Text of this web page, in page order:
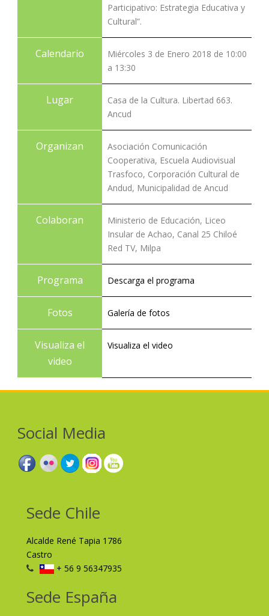
Participativo: Estrategia Educativa y
Cultural”.
Calendario
Miércoles 3 de Enero 2018 de 10:00
a 13:30
Lugar
Casa de la Cultura. Libertad 663.
Ancud
Organizan
Asociación Comunicación
Cooperativa, Escuela Audiovisual
Trasfoco, Corporación Cultural de
Andud, Municipalidad de Ancud
Colaboran
Ministerio de Educación, Liceo
Insular de Achao, Canal 25 Chiloé
Red TV, Milpa
Programa Descarga el programa
Fotos Galería de fotos
Visualiza el
video
Visualiza el video
Social Media
Sede Chile
Alcalde René Tapia 1786
Castro
+ 56 9 56347935
Sede España